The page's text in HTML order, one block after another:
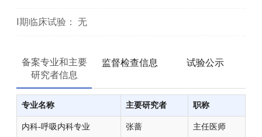
Ⅰ期临床试验： 无
备案专业和主要
研究者信息
监督检查信息 试验公示
专业名称 主要研究者 职称
内科-呼吸内科专业 张蔷 主任医师